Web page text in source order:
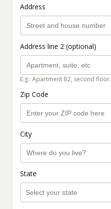
Address
Address line 2 (optional)
E.g.: Apartment B2, second floor.
Zip Code
City
State